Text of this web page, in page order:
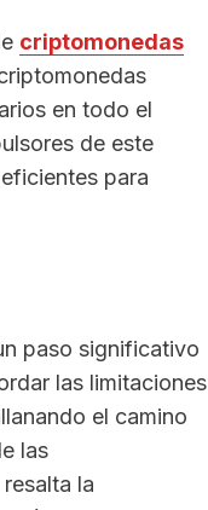
criptomonedas
en todo el
de este
para
paso significativo
las limitaciones
el camino
las
la